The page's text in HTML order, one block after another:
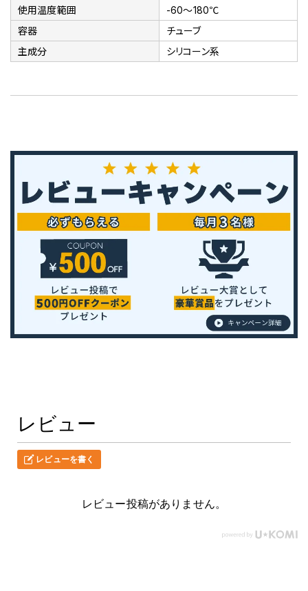
使用温度範囲
-60～180℃
容器
チューブ
主成分
シリコーン系
レビュー
レビューを書く
レビュー投稿がありません。